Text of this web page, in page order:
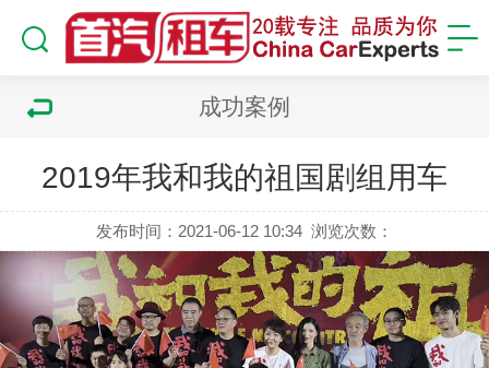
成功案例
2019年我和我的祖国剧组用车
发布时间：2021-06-12 10:34 浏览次数：